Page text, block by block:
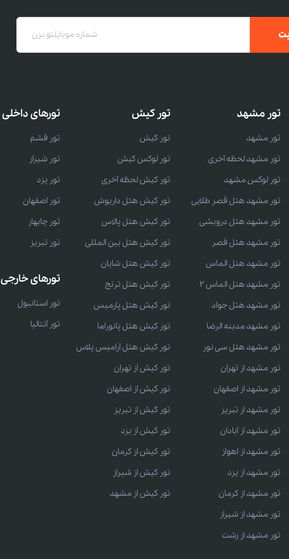
تور مشهد
تور مشهد
تور مشهد لحظه آخری
تور لوکس مشهد
تور مشهد هتل قصر طلایی
تور مشهد هتل درویشی
تور مشهد هتل قصر
تور مشهد هتل الماس
تور مشهد هتل الماس 2
تور مشهد هتل جواد
تور مشهد مدینه الرضا
تور مشهد هتل سی نور
تور مشهد از تهران
تور مشهد از اصفهان
تور مشهد از تبریز
تور مشهد از آبادان
تور مشهد از اهواز
تور مشهد از یزد
تور مشهد از کرمان
تور مشهد از شیراز
تور مشهد از رشت
تور کیش
تور کیش
تور لوکس کیش
تور کیش لحظه آخری
تور کیش هتل داریوش
تور کیش هتل پالاس
تور کیش هتل بین المللی
تور کیش هتل شایان
تور کیش هتل ترنج
تور کیش هتل پارمیس
تور کیش هتل پانوراما
تور کیش هتل آرامیس پلاس
تور کیش از تهران
تور کیش از اصفهان
تور کیش از تبریز
تور کیش از یزد
تور کیش از کرمان
تور کیش از شیراز
تور کیش از مشهد
تورهای داخلی
تور قشم
تور شیراز
تور یزد
تور اصفهان
تور چابهار
تور تبریز
تورهای خارجی
تور استانبول
تور آنتالیا